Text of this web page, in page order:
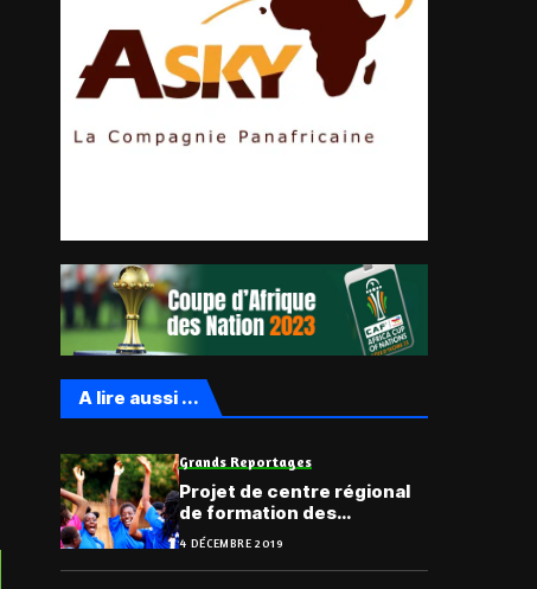
A lire aussi ...
Grands Reportages
Projet de centre régional
de formation des
4 DÉCEMBRE 2019